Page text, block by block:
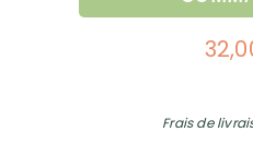
Frais de